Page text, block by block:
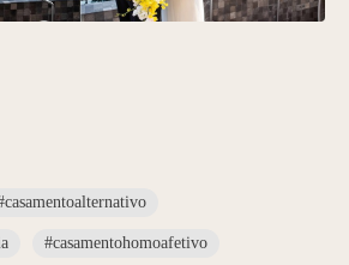
#casamentohomoafetivo